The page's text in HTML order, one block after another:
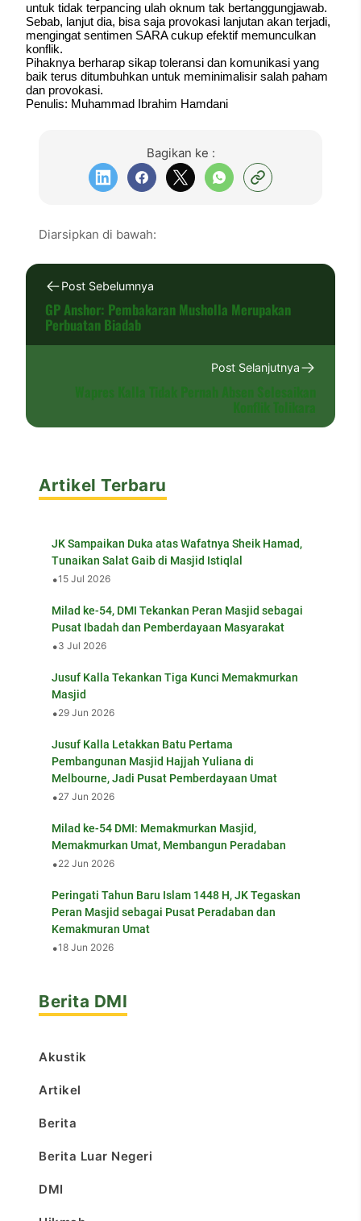
untuk tidak terpancing ulah oknum tak bertanggungjawab.
Sebab, lanjut dia, bisa saja provokasi lanjutan akan terjadi,
mengingat sentimen SARA cukup efektif memunculkan
konflik.
Pihaknya berharap sikap toleransi dan komunikasi yang
baik terus ditumbuhkan untuk meminimalisir salah paham
dan provokasi.
Penulis: Muhammad Ibrahim Hamdani
Bagikan ke :
Diarsipkan di bawah:
Post Sebelumnya
GP Anshor: Pembakaran Musholla Merupakan
Perbuatan Biadab
Post Selanjutnya
Artikel Terbaru
JK Sampaikan Duka atas Wafatnya Sheik Hamad,
Tunaikan Salat Gaib di Masjid Istiqlal
•15 Jul 2026
Milad ke-54, DMI Tekankan Peran Masjid sebagai
Pusat Ibadah dan Pemberdayaan Masyarakat
•3 Jul 2026
Jusuf Kalla Tekankan Tiga Kunci Memakmurkan
Masjid
•29 Jun 2026
Jusuf Kalla Letakkan Batu Pertama
Pembangunan Masjid Hajjah Yuliana di
Melbourne, Jadi Pusat Pemberdayaan Umat
•27 Jun 2026
Milad ke-54 DMI: Memakmurkan Masjid,
Memakmurkan Umat, Membangun Peradaban
•22 Jun 2026
Peringati Tahun Baru Islam 1448 H, JK Tegaskan
Peran Masjid sebagai Pusat Peradaban dan
Kemakmuran Umat
•18 Jun 2026
Berita DMI
Akustik
Artikel
Berita
Berita Luar Negeri
DMI